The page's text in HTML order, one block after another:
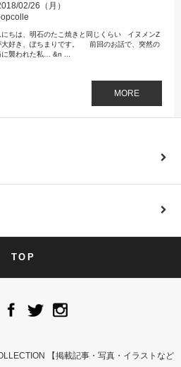
02/26（月）
にちは、明石のたこ焼きと同じくらい イヌメンZ
大好き、ぽちまりです。 前回のお話で、突然の
に襲われた私… &n ...
MORE
TOP
【掲載記事・写真・イラストなど